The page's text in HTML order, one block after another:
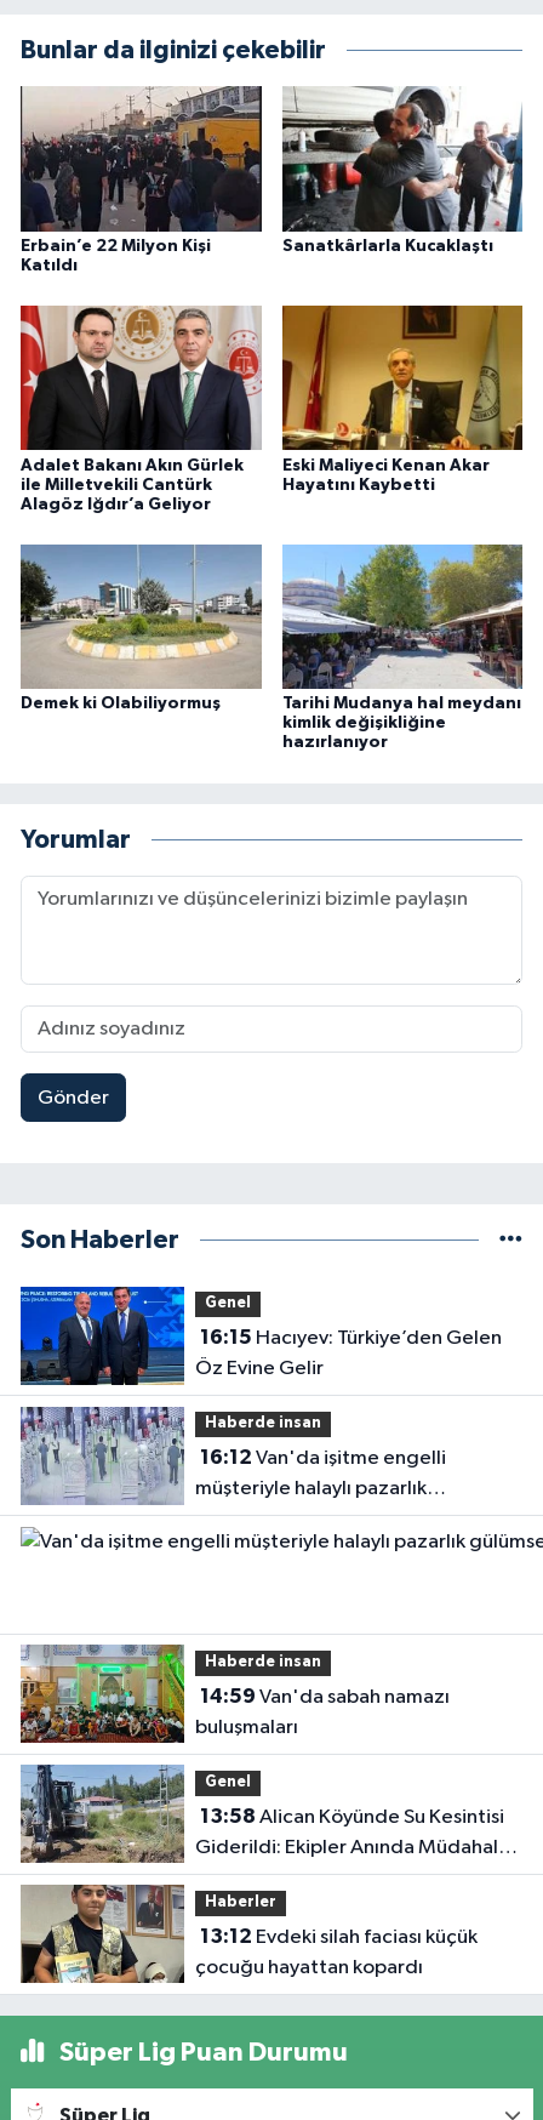
Bunlar da ilginizi çekebilir
Erbain’e 22 Milyon Kişi
Katıldı
Sanatkârlarla Kucaklaştı
Adalet Bakanı Akın Gürlek
ile Milletvekili Cantürk
Alagöz Iğdır’a Geliyor
Eski Maliyeci Kenan Akar
Hayatını Kaybetti
Demek ki Olabiliyormuş
Tarihi Mudanya hal meydanı
kimlik değişikliğine
hazırlanıyor
Yorumlar
Gönder
Son Haberler
Genel
16:15
Öz Evine Gelir
Haberde insan
16:12
müşteriyle halaylı pazarlık
gülümsetti
Haberde insan
14:59
buluşmaları
Genel
13:58
Giderildi: Ekipler Anında Müdahale
Etti
Haberler
13:12
çocuğu hayattan kopardı
Süper Lig Puan Durumu
Süper Lig